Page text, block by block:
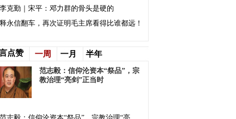
李克勤｜宋平：邓力群的骨头是硬的
释永信翻车，再次证明毛主席看得比谁都远！
点赞 一周 一月 半年
范志毅：信仰沦资本“祭品”，宗
教治理“亮剑”正当时